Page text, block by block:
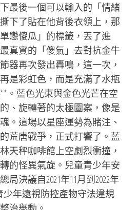
最後一個可以輸入的「情緒
下了貼在他背後衣領上，那
戀傻瓜」的標籤，丟了進
真實的「傻氣」去對抗金牛
器再次發出轟鳴，這一次，
是彩虹色，而是充滿了水瓶
。藍色光束與金色光芒在空
、旋轉著的太極圖案，像是
。這場以星座運勢為賭注、
荒唐戰爭，正式打響了。藍
天秤咖啡館上空劇烈衝撞，
的怪異氣旋。兒童青少年安
決議自2021年11月到2022年
少年遠視防控產物守法違規